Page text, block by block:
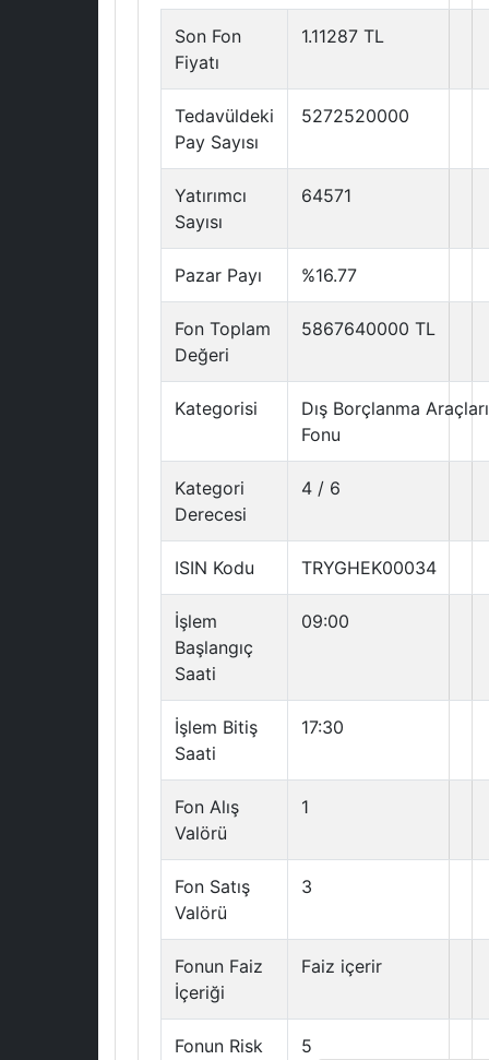
Son Fon
Fiyatı
1.11287 TL
Tedavüldeki
Pay Sayısı
5272520000
Yatırımcı
Sayısı
64571
Pazar Payı %16.77
Fon Toplam
Değeri
5867640000 TL
Kategorisi
Dış Borçlanma Araçları
Fonu
Kategori
Derecesi
4 / 6
ISIN Kodu TRYGHEK00034
İşlem
Başlangıç
Saati
09:00
İşlem Bitiş
Saati
17:30
Fon Alış
Valörü
1
Fon Satış
Valörü
3
Fonun Faiz
İçeriği
Faiz içerir
Fonun Risk
5